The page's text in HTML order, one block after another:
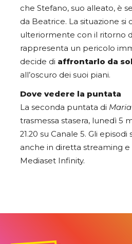
che Stefano, suo alleato, è
da Beatrice. La situazione si
ulteriormente con il ritorno
rappresenta un pericolo
decide di affrontarlo da
all’oscuro dei suoi piani.
Dove vedere la puntata
La seconda puntata di
trasmessa stasera, lunedì 5
21.20 su Canale 5. Gli
anche in diretta streaming
Mediaset Infinity.